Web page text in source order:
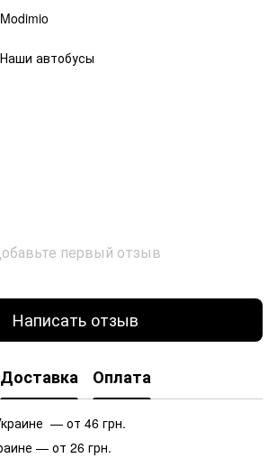
Modimio
Наши автобусы
первый отзыв
Написать отзыв
Доставка Оплата
— от 46 грн.
— от 26 грн.